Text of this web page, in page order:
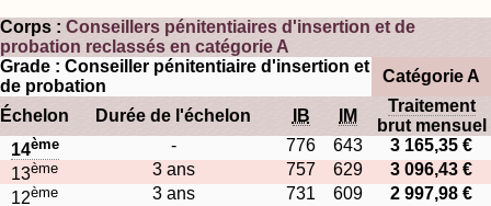
Corps : Conseillers pénitentiaires d'insertion et de
probation reclassés en catégorie A
Grade : Conseiller pénitentiaire d'insertion et
de probation
Catégorie A
Échelon Durée de l'échelon IB IM
Traitement
brut mensuel
14ème - 776 643
3 165,35 €
13ème 3 ans 757 629
3 096,43 €
12ème 3 ans 731 609
2 997,98 €